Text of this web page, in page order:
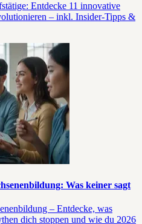
Entdecke 11 innovative
– inkl. Insider-Tipps &
Was keiner sagt
– Entdecke, was
dich stoppen und wie du 2026